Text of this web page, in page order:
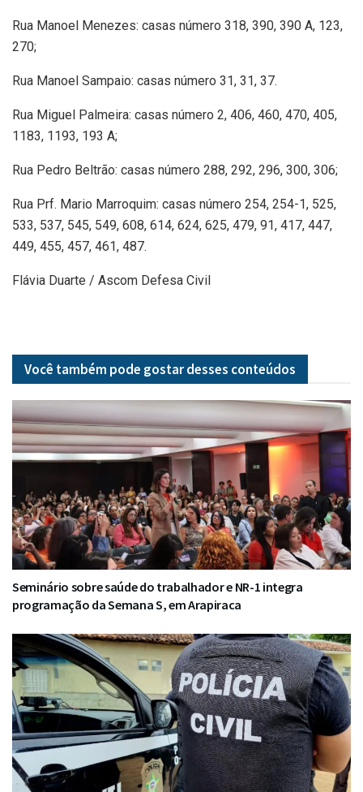
Rua Manoel Menezes: casas número 318, 390, 390 A, 123,
270;
Rua Manoel Sampaio: casas número 31, 31, 37.
Rua Miguel Palmeira: casas número 2, 406, 460, 470, 405,
1183, 1193, 193 A;
Rua Pedro Beltrão: casas número 288, 292, 296, 300, 306;
Rua Prf. Mario Marroquim: casas número 254, 254-1, 525,
533, 537, 545, 549, 608, 614, 624, 625, 479, 91, 417, 447,
449, 455, 457, 461, 487.
Flávia Duarte / Ascom Defesa Civil
Você também pode gostar desses conteúdos
Seminário sobre saúde do trabalhador e NR-1 integra
programação da Semana S, em Arapiraca